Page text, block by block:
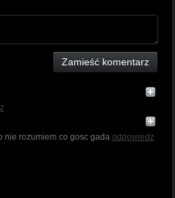
Zamieść komentarz
nie rozumiem co gosc gada odpowiedz